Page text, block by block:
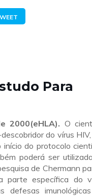
Para
2000(eHLA). O
do vírus
início do protocolo
poderá ser
de Chermann
parte específica do
defesas